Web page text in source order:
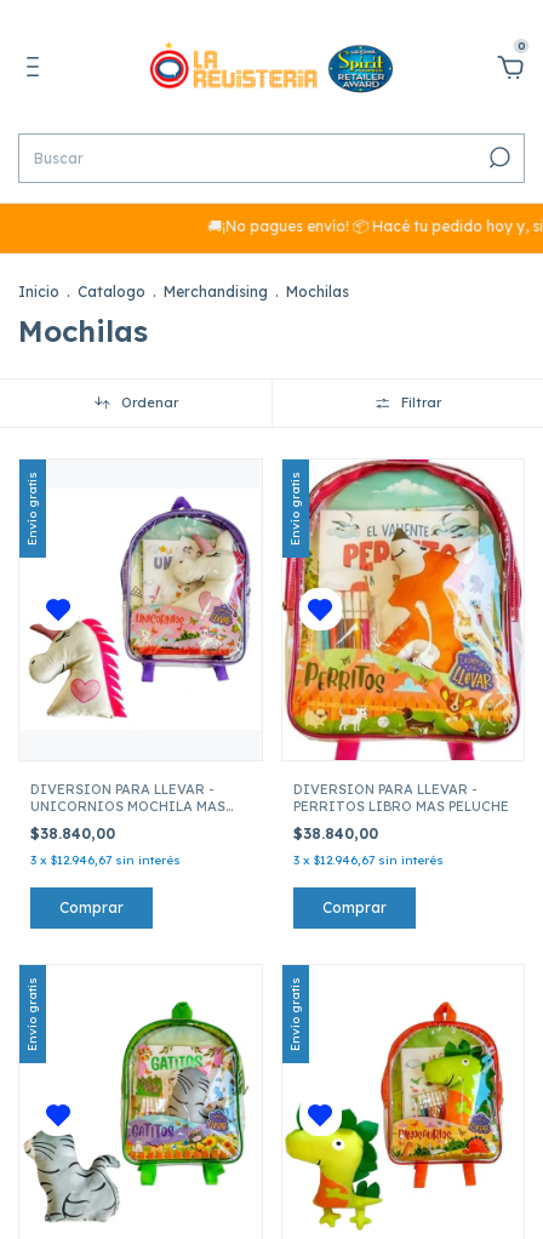
0
🚚¡No pagues envío! 📦 Hacé tu pedido hoy y, si
Inicio . Catalogo . Merchandising . Mochilas
Mochilas
Ordenar Filtrar
Envío gratis
DIVERSION PARA LLEVAR -
UNICORNIOS MOCHILA MAS
$38.840,00
3 x $12.946,67 sin interés
Envío gratis
DIVERSION PARA LLEVAR -
PERRITOS LIBRO MAS PELUCHE
$38.840,00
3 x $12.946,67 sin interés
Envío gratis Envío gratis